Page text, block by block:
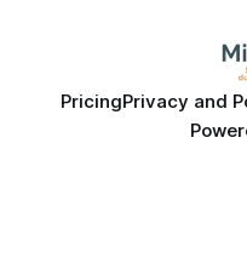
PricingPrivacy and